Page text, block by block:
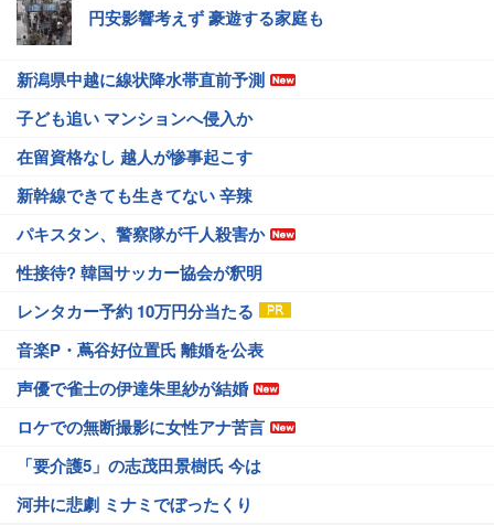
円安影響考えず 豪遊する家庭も
新潟県中越に線状降水帯直前予測
子ども追い マンションへ侵入か
在留資格なし 越人が惨事起こす
新幹線できても生きてない 辛辣
パキスタン、警察隊が千人殺害か
性接待? 韓国サッカー協会が釈明
レンタカー予約 10万円分当たる
音楽P・蔦谷好位置氏 離婚を公表
声優で雀士の伊達朱里紗が結婚
ロケでの無断撮影に女性アナ苦言
「要介護5」の志茂田景樹氏 今は
河井に悲劇 ミナミでぼったくり